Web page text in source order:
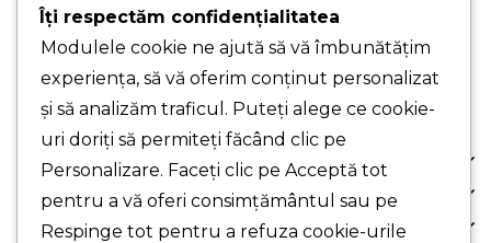
PUNCT DE LUCRU PRINCIPAL - Str. Pelinului,
Nr. 9, Sec. 3, București
PUNCT DE LUCRU - Drumul Gării, Nr. 1, Chiajna,
Jud. Ilfov (cu programare)
Despre Noi
Comanda Ta
Suport Clienți
Îți respectăm confidențialitatea
Modulele cookie ne ajută să vă îmbunătățim
experiența, să vă oferim conținut personalizat
și să analizăm traficul. Puteți alege ce cookie-
uri doriți să permiteți făcând clic pe
Personalizare. Faceți clic pe Acceptă tot
pentru a vă oferi consimțământul sau pe
Respinge tot pentru a refuza cookie-urile